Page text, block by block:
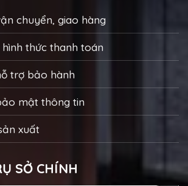
chuyển, giao hàng
thức thanh toán
trợ bảo hành
mật thông tin
xuất
SỞ CHÍNH